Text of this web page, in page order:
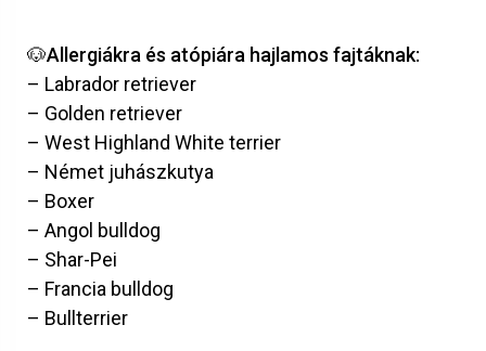
🐶Allergiákra és atópiára hajlamos fajtáknak:
– Labrador retriever
– Golden retriever
– West Highland White terrier
– Német juhászkutya
– Boxer
– Angol bulldog
– Shar-Pei
– Francia bulldog
– Bullterrier